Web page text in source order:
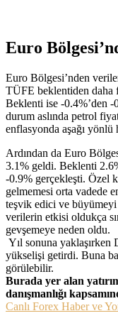
Euro
Euro Bölgesi’nden
TÜFE beklentiden daha
Beklenti ise -0.4%’den -
durum aslında petrol
enflasyonda aşağı yönlü
Ardından da Euro
3.1% geldi. Beklenti
-0.9% gerçekleşti. Özel
gelmemesi orta vadede
teşvik edici ve
verilerin etkisi oldukça
gevşemeye neden oldu.
Yıl sonuna yaklaşırken
yükselişi getirdi. Buna
görülebilir.
Burada yer alan
danışmanlığı
Canlı Forex Haber ve